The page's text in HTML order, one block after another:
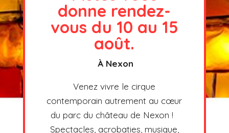
donne rendez-
vous du 10 au 15
août.
À Nexon
Venez vivre le cirque
contemporain autrement au cœur
du parc du château de Nexon !
Spectacles, acrobaties, musique,